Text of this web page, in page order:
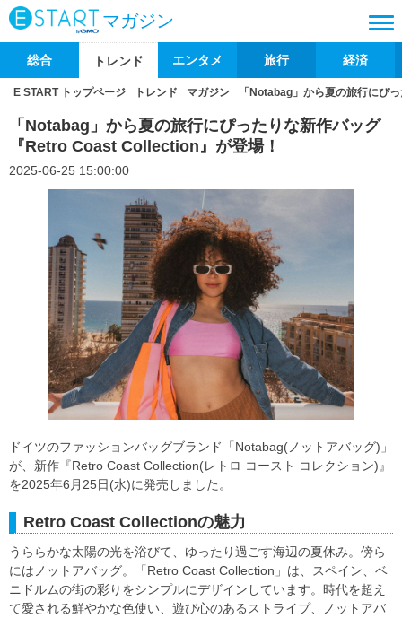
マガジン
総合 トレンド エンタメ 旅行 経済
E START トップページ トレンド マガジン 「Notabag」から夏の旅行にぴ
「Notabag」から夏の旅行にぴったりな新作バッグ
『Retro Coast Collection』が登場！
2025-06-25 15:00:00
ドイツのファッションバッグブランド「Notabag(ノットアバッグ)」
が、新作『Retro Coast Collection(レトロ コースト コレクション)』
を2025年6月25日(水)に発売しました。
Retro Coast Collectionの魅力
うららかな太陽の光を浴びて、ゆったり過ごす海辺の夏休み。傍ら
にはノットアバッグ。「Retro Coast Collection」は、スペイン、ベ
ニドルムの街の彩りをシンプルにデザインしています。時代を超え
て愛される鮮やかな色使い、遊び心のあるストライプ、ノットアバ